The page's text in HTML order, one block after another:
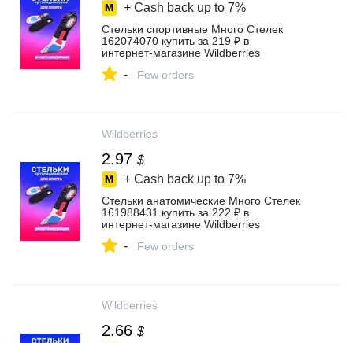
+ Cash back up to 7%
Стельки спортивные Много Стелек
162074070 купить за 219 ₽ в
интернет‑магазине Wildberries
- Few orders
Wildberries
2.97 $
+ Cash back up to 7%
Стельки анатомические Много Стелек
161988431 купить за 222 ₽ в
интернет‑магазине Wildberries
- Few orders
Wildberries
2.66 $